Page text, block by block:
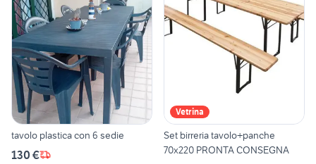
tavolo plastica con 6 sedie
130 €
Vetrina
Set birreria tavolo+panche
70x220 PRONTA CONSEGNA